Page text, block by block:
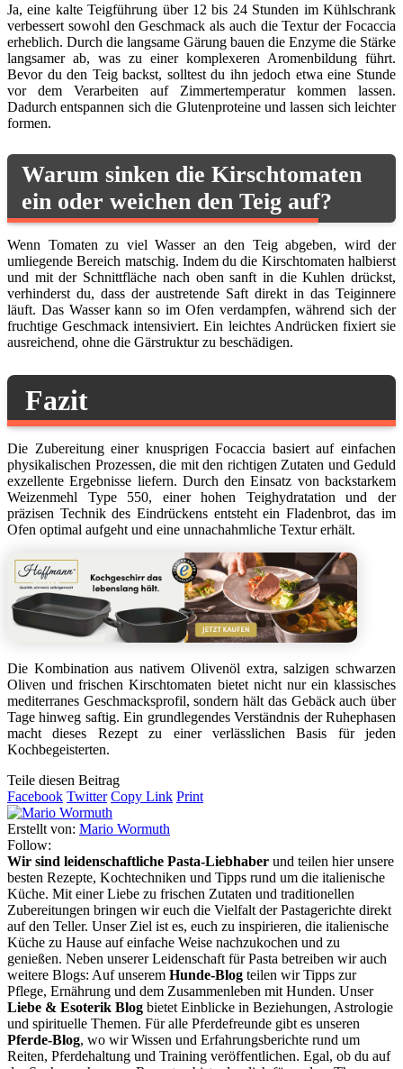
Ja, eine kalte Teigführung über 12 bis 24 Stunden im Kühlschrank
verbessert sowohl den Geschmack als auch die Textur der Focaccia
erheblich. Durch die langsame Gärung bauen die Enzyme die Stärke
langsamer ab, was zu einer komplexeren Aromenbildung führt.
Bevor du den Teig backst, solltest du ihn jedoch etwa eine Stunde
vor dem Verarbeiten auf Zimmertemperatur kommen lassen.
Dadurch entspannen sich die Glutenproteine und lassen sich leichter
formen.
Warum sinken die Kirschtomaten
ein oder weichen den Teig auf?
Wenn Tomaten zu viel Wasser an den Teig abgeben, wird der
umliegende Bereich matschig. Indem du die Kirschtomaten halbierst
und mit der Schnittfläche nach oben sanft in die Kuhlen drückst,
verhinderst du, dass der austretende Saft direkt in das Teiginnere
läuft. Das Wasser kann so im Ofen verdampfen, während sich der
fruchtige Geschmack intensiviert. Ein leichtes Andrücken fixiert sie
ausreichend, ohne die Gärstruktur zu beschädigen.
Fazit
Die Zubereitung einer knusprigen Focaccia basiert auf einfachen
physikalischen Prozessen, die mit den richtigen Zutaten und Geduld
exzellente Ergebnisse liefern. Durch den Einsatz von backstarkem
Weizenmehl Type 550, einer hohen Teighydratation und der
präzisen Technik des Eindrückens entsteht ein Fladenbrot, das im
Ofen optimal aufgeht und eine unnachahmliche Textur erhält.
Die Kombination aus nativem Olivenöl extra, salzigen schwarzen
Oliven und frischen Kirschtomaten bietet nicht nur ein klassisches
mediterranes Geschmacksprofil, sondern hält das Gebäck auch über
Tage hinweg saftig. Ein grundlegendes Verständnis der Ruhephasen
macht dieses Rezept zu einer verlässlichen Basis für jeden
Kochbegeisterten.
Teile diesen Beitrag
Facebook Twitter Copy Link Print
Erstellt von: Mario Wormuth
Follow:
Wir sind leidenschaftliche Pasta-Liebhaber und teilen hier unsere
besten Rezepte, Kochtechniken und Tipps rund um die italienische
Küche. Mit einer Liebe zu frischen Zutaten und traditionellen
Zubereitungen bringen wir euch die Vielfalt der Pastagerichte direkt
auf den Teller. Unser Ziel ist es, euch zu inspirieren, die italienische
Küche zu Hause auf einfache Weise nachzukochen und zu
genießen. Neben unserer Leidenschaft für Pasta betreiben wir auch
weitere Blogs: Auf unserem Hunde-Blog teilen wir Tipps zur
Pflege, Ernährung und dem Zusammenleben mit Hunden. Unser
Liebe & Esoterik Blog bietet Einblicke in Beziehungen, Astrologie
und spirituelle Themen. Für alle Pferdefreunde gibt es unseren
Pferde-Blog, wo wir Wissen und Erfahrungsberichte rund um
Reiten, Pferdehaltung und Training veröffentlichen. Egal, ob du auf